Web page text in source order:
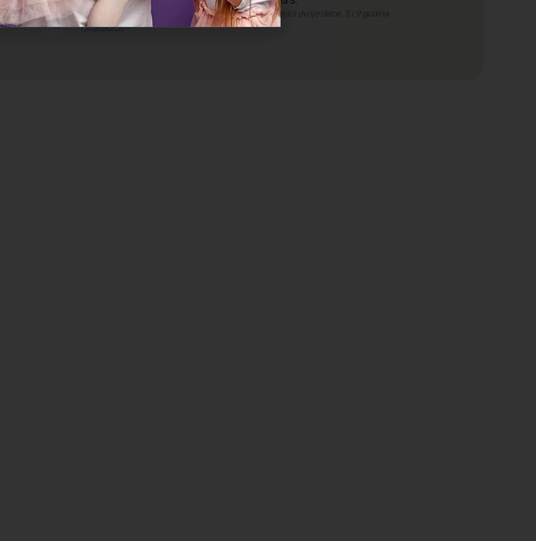
Marko R.
tatasaurus
majka dvoje dece, 5 i 9 godina